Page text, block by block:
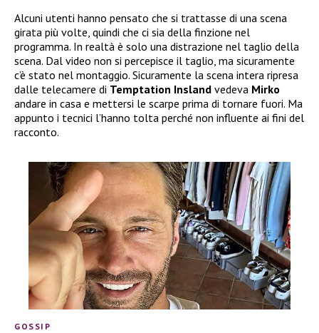
Alcuni utenti hanno pensato che si trattasse di una scena
girata più volte, quindi che ci sia della finzione nel
programma. In realtà è solo una distrazione nel taglio della
scena. Dal video non si percepisce il taglio, ma sicuramente
c’è stato nel montaggio. Sicuramente la scena intera ripresa
dalle telecamere di Temptation Insland vedeva Mirko
andare in casa e mettersi le scarpe prima di tornare fuori. Ma
appunto i tecnici l’hanno tolta perché non influente ai fini del
racconto.
GOSSIP